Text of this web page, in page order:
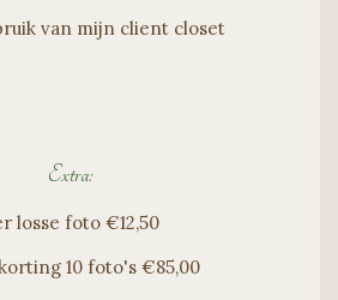
van mijn client closet
Extra:
losse foto €12,50
10 foto's €85,00